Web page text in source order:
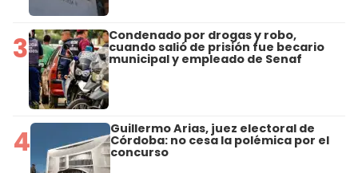
3 Condenado por drogas y robo,
cuando salió de prisión fue becario
municipal y empleado de Senaf
4 Guillermo Arias, juez electoral de
Córdoba: no cesa la polémica por el
concurso